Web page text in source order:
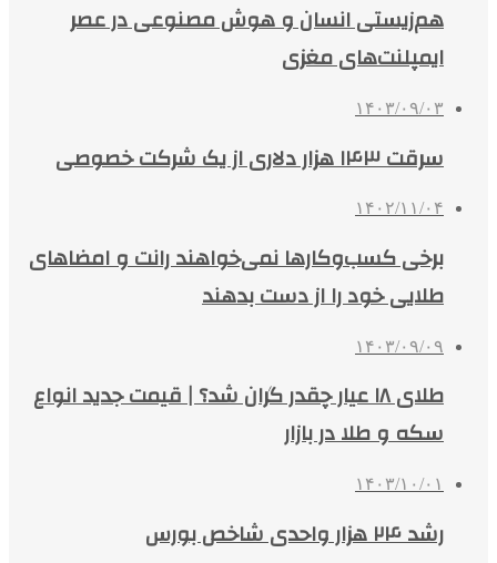
هم‌زیستی انسان و هوش مصنوعی در عصر
ایمپلنت‌های مغزی
۱۴۰۳/۰۹/۰۳
سرقت ۱۴۳ هزار دلاری از یک شرکت خصوصی
۱۴۰۲/۱۱/۰۴
برخی کسب‌وکارها نمی‌خواهند رانت و امضاهای
طلایی خود را از دست بدهند
۱۴۰۳/۰۹/۰۹
طلای ۱۸ عیار چقدر گران شد؟ | قیمت جدید انواع
سکه و طلا در بازار
۱۴۰۳/۱۰/۰۱
رشد ۲۴ هزار واحدی شاخص بورس